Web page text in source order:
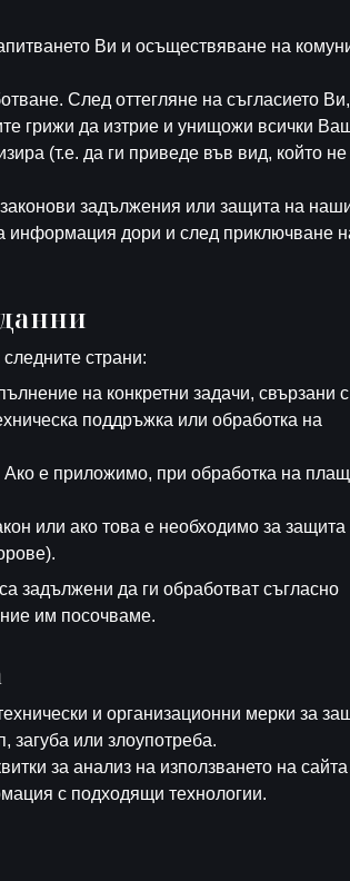
Ви и осъществяване на
След оттегляне на съгласието Ви,
грижи да изтрие и унищожи всички
(т.е. да ги приведе във вид, който не
задължения или защита на
информация дори и след приключване
страни:
на конкретни задачи, свързани с
поддръжка или обработка на
Ако е приложимо, при обработка на
или ако това е необходимо за защита
задължени да ги обработват съгласно
ние им посочваме.
и организационни мерки за
загуба или злоупотреба.
за анализ на използването на
с подходящи технологии.